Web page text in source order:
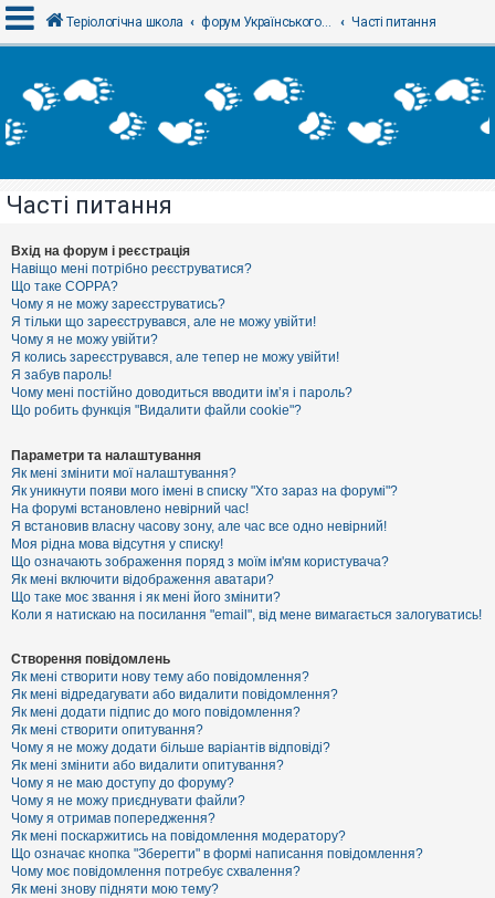
х
і
Р
є
с
т
р
а
ц
і
я
Т
м
и
б
е
з
в
і
д
п
о
в
і
е
й
А
к
т
и
в
н
і
т
е
м
и
Теріологічна школа форум Українського теріологічного товариства Часті питання
Часті питання
Вхід на форум і реєстрація
Навіщо мені потрібно реєструватися?
Що таке COPPA?
Чому я не можу зареєструватись?
Я тільки що зареєструвався, але не можу увійти!
Чому я не можу увійти?
Я колись зареєструвався, але тепер не можу увійти!
Я забув пароль!
Чому мені постійно доводиться вводити ім’я і пароль?
Що робить функція "Видалити файли cookie"?
Параметри та налаштування
Як мені змінити мої налаштування?
Як уникнути появи мого імені в списку "Хто зараз на форумі"?
На форумі встановлено невірний час!
Я встановив власну часову зону, але час все одно невірний!
Моя рідна мова відсутня у списку!
Що означають зображення поряд з моїм ім'ям користувача?
Як мені включити відображення аватари?
Що таке моє звання і як мені його змінити?
Коли я натискаю на посилання "email", від мене вимагається залогуватись!
Створення повідомлень
Як мені створити нову тему або повідомлення?
Як мені відредагувати або видалити повідомлення?
Як мені додати підпис до мого повідомлення?
Як мені створити опитування?
Чому я не можу додати більше варіантів відповіді?
Як мені змінити або видалити опитування?
Чому я не маю доступу до форуму?
Чому я не можу приєднувати файли?
Чому я отримав попередження?
Як мені поскаржитись на повідомлення модератору?
Що означає кнопка "Зберегти" в формі написання повідомлення?
Чому моє повідомлення потребує схвалення?
Як мені знову підняти мою тему?